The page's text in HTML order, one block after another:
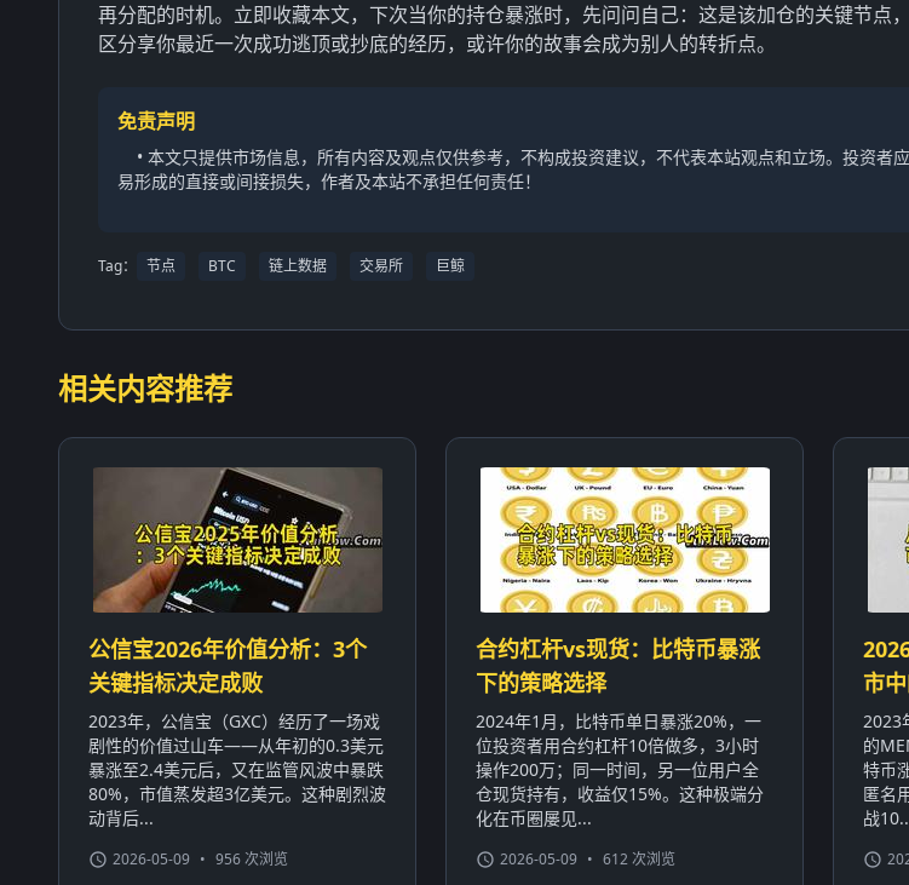
再分配的时机。立即收藏本文，下次当你的持仓暴涨时，先问问自己：这是该加仓的关键节点
区分享你最近一次成功逃顶或抄底的经历，或许你的故事会成为别人的转折点。
免责声明
• 本文只提供市场信息，所有内容及观点仅供参考，不构成投资建议，不代表本站观点和立场。投资者
易形成的直接或间接损失，作者及本站不承担任何责任！
Tag： 节点 BTC 链上数据 交易所 巨鲸
相关内容推荐
公信宝2026年价值分析：3个
关键指标决定成败
2023年，公信宝（GXC）经历了一场戏
剧性的价值过山车——从年初的0.3美元
暴涨至2.4美元后，又在监管风波中暴跌
80%，市值蒸发超3亿美元。这种剧烈波
动背后...
2026-05-09 • 956 次浏览
合约杠杆vs现货：比特币暴涨
下的策略选择
2024年1月，比特币单日暴涨20%，一
位投资者用合约杠杆10倍做多，3小时
操作200万；同一时间，另一位用户全
仓现货持有，收益仅15%。这种极端分
化在币圈屡见...
2026-05-09 • 612 次浏览
市
2023
的
特币
匿名
战